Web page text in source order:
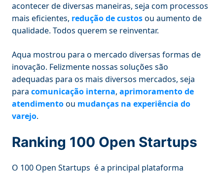
acontecer de diversas maneiras, seja com processos
mais eficientes, redução de custosou aumento de
qualidade. Todos querem se reinventar.
Aqua mostrou para o mercado diversas formas de
inovação. Felizmente nossas soluções são
adequadas para os mais diversos mercados, seja
para comunicação interna, aprimoramento de
atendimentoou mudanças na experiência do
varejo.
Ranking 100 Open Startups
O 100 Open Startups é a principal plataforma